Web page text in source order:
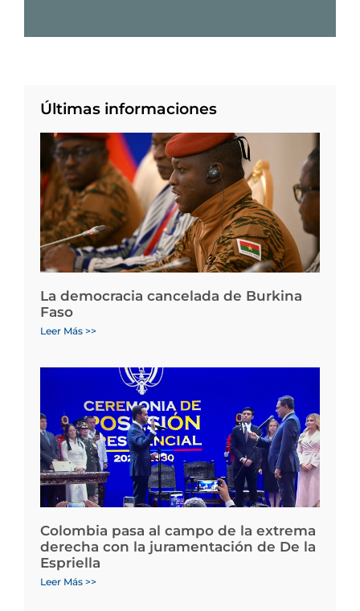
Últimas informaciones
La democracia cancelada de Burkina
Faso
Leer Más >>
Colombia pasa al campo de la extrema
derecha con la juramentación de De la
Espriella
Leer Más >>